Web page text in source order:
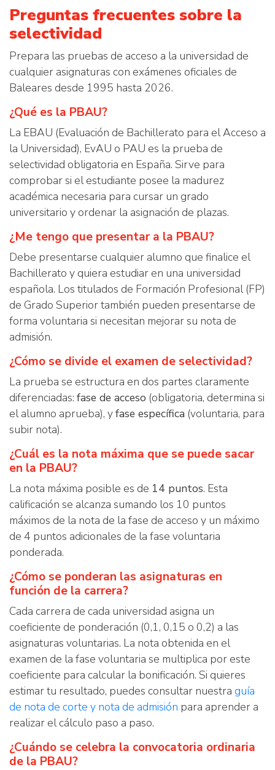
Preguntas frecuentes sobre la
selectividad
Prepara las pruebas de acceso a la universidad de
cualquier asignaturas con exámenes oficiales de
Baleares desde 1995 hasta 2026.
¿Qué es la PBAU?
La EBAU (Evaluación de Bachillerato para el Acceso a
la Universidad), EvAU o PAU es la prueba de
selectividad obligatoria en España. Sirve para
comprobar si el estudiante posee la madurez
académica necesaria para cursar un grado
universitario y ordenar la asignación de plazas.
¿Me tengo que presentar a la PBAU?
Debe presentarse cualquier alumno que finalice el
Bachillerato y quiera estudiar en una universidad
española. Los titulados de Formación Profesional (FP)
de Grado Superior también pueden presentarse de
forma voluntaria si necesitan mejorar su nota de
admisión.
¿Cómo se divide el examen de selectividad?
La prueba se estructura en dos partes claramente
diferenciadas: fase de acceso (obligatoria, determina si
el alumno aprueba), yfase específica (voluntaria, para
subir nota).
¿Cuál es la nota máxima que se puede sacar
en la PBAU?
La nota máxima posible es de 14 puntos. Esta
calificación se alcanza sumando los 10 puntos
máximos de la nota de la fase de acceso y un máximo
de 4 puntos adicionales de la fase voluntaria
ponderada.
¿Cómo se ponderan las asignaturas en
función de la carrera?
Cada carrera de cada universidad asigna un
coeficiente de ponderación (0,1, 0,15 o 0,2) a las
asignaturas voluntarias. La nota obtenida en el
examen de la fase voluntaria se multiplica por este
coeficiente para calcular la bonificación. Si quieres
estimar tu resultado, puedes consultar nuestra guía
de nota de corte y nota de admisión para aprender a
realizar el cálculo paso a paso.
¿Cuándo se celebra la convocatoria ordinaria
de la PBAU?